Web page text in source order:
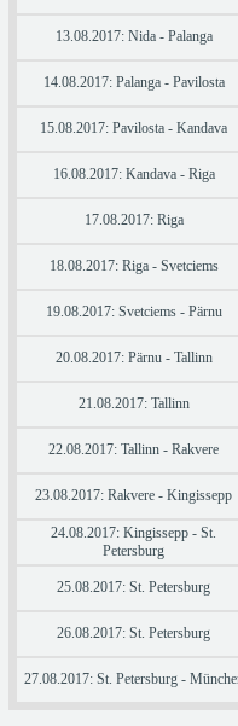
13.08.2017: Nida - Palanga
14.08.2017: Palanga - Pavilosta
15.08.2017: Pavilosta - Kandava
16.08.2017: Kandava - Riga
17.08.2017: Riga
18.08.2017: Riga - Svetciems
19.08.2017: Svetciems - Pärnu
20.08.2017: Pärnu - Tallinn
21.08.2017: Tallinn
22.08.2017: Tallinn - Rakvere
23.08.2017: Rakvere - Kingissepp
24.08.2017: Kingissepp - St.
Petersburg
25.08.2017: St. Petersburg
26.08.2017: St. Petersburg
27.08.2017: St. Petersburg -